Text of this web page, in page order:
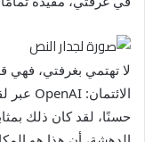
لا تهتمي بغرفتي، فهي
الائتمان: OpenAI عبر لقطة الشاشة
حسنًا، لقد كان ذلك